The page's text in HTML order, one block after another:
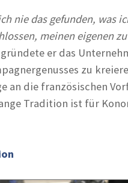
nie das gefunden, was
meinen eigenen
er das
zu
die französischen
Tradition ist für